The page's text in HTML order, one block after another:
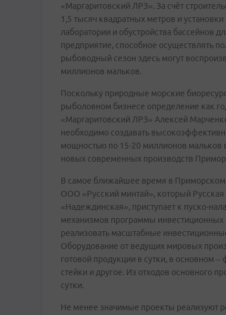
«Маргаритовский ЛРЗ». За счёт
1,5 тысяч квадратных метров и
лаборатории и обустройства бассейнов
предприятие, способное осуществлять
рыбоводный сезон здесь могут
миллионов мальков.
Поскольку природные морские
рыболовном бизнесе определение как
«Маргаритовский ЛРЗ» Алексей
необходимо создавать
мощностью по 15-20 миллионов мальков
новых современных производств
В самое ближайшее время в
ООО «Русский минтай», который
«Надеждинская», приступает к пуско-
механизмов программы инвестиционных
реализовать масштабные
Оборудование от ведущих мировых
готовой продукции в сутки, в основном
стейки и другое. Из отходов основного
сутки.
Не менее значимые проекты реализуют